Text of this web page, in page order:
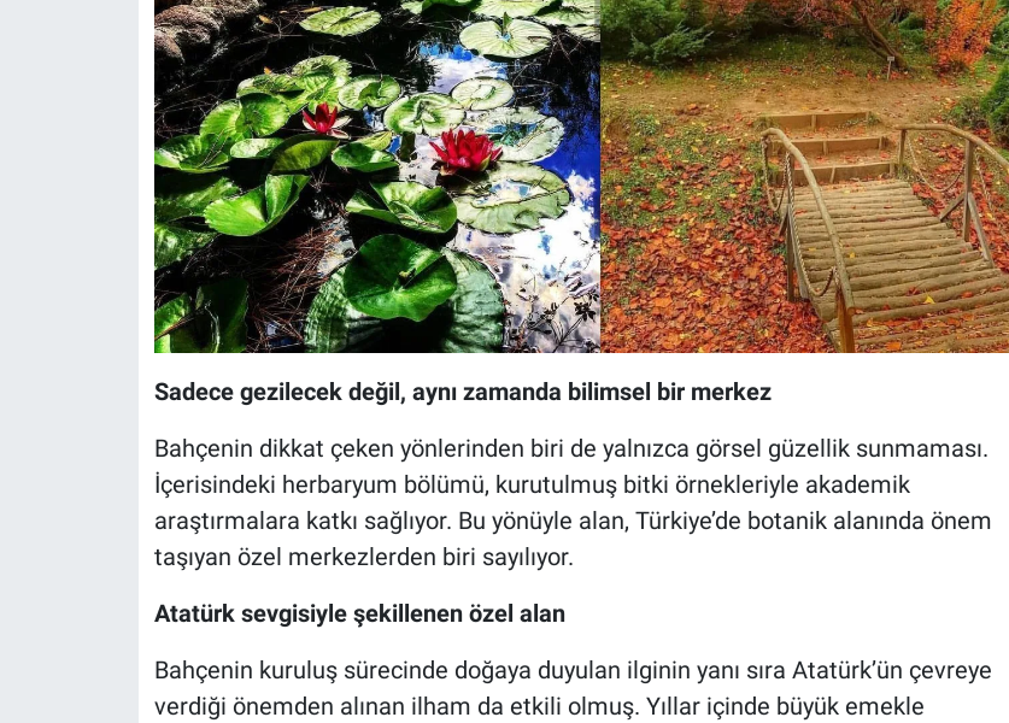
Sadece gezilecek değil, aynı zamanda bilimsel bir merkez
Bahçenin dikkat çeken yönlerinden biri de yalnızca görsel güzellik sunmaması.
İçerisindeki herbaryum bölümü, kurutulmuş bitki örnekleriyle akademik
araştırmalara katkı sağlıyor. Bu yönüyle alan, Türkiye’de botanik alanında önem
taşıyan özel merkezlerden biri sayılıyor.
Atatürk sevgisiyle şekillenen özel alan
Bahçenin kuruluş sürecinde doğaya duyulan ilginin yanı sıra Atatürk’ün çevreye
verdiği önemden alınan ilham da etkili olmuş. Yıllar içinde büyük emekle